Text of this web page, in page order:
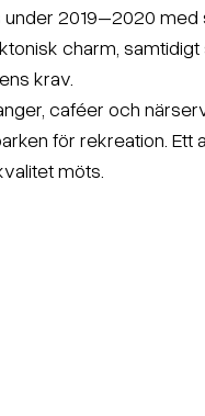
2019–2020 med
charm,
krav.
caféer och
för rekreation. Ett
möts.